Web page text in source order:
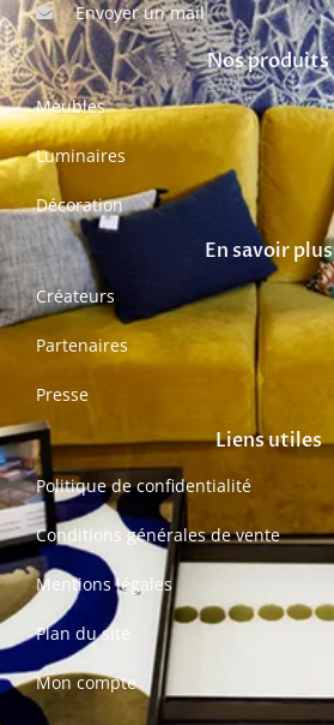
Envoyer un mail
Nos produits
Meubles
Luminaires
Décoration
En savoir plus
Créateurs
Partenaires
Presse
Liens utiles
Politique de confidentialité
Conditions générales de vente
Mentions légales
Plan du site
Mon compte